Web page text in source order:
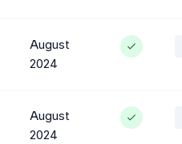
August
2024
August
2024